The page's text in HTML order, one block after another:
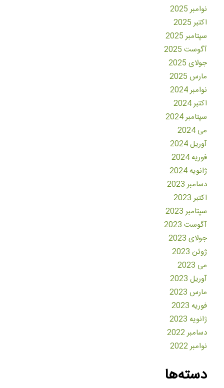
نوامبر 2025
اکتبر 2025
سپتامبر 2025
آگوست 2025
جولای 2025
مارس 2025
نوامبر 2024
اکتبر 2024
سپتامبر 2024
می 2024
آوریل 2024
فوریه 2024
ژانویه 2024
دسامبر 2023
اکتبر 2023
سپتامبر 2023
آگوست 2023
جولای 2023
ژوئن 2023
می 2023
آوریل 2023
مارس 2023
فوریه 2023
ژانویه 2023
دسامبر 2022
نوامبر 2022
دسته‌ها